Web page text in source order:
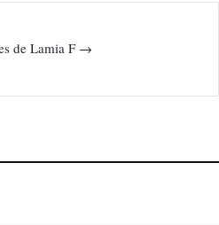
de Lamia F →